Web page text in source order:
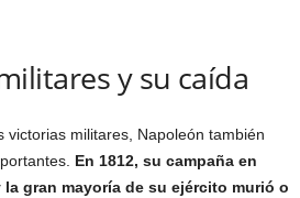
y su caída
victorias militares, Napoleón también
En 1812, su campaña en
gran mayoría de su ejército murió o